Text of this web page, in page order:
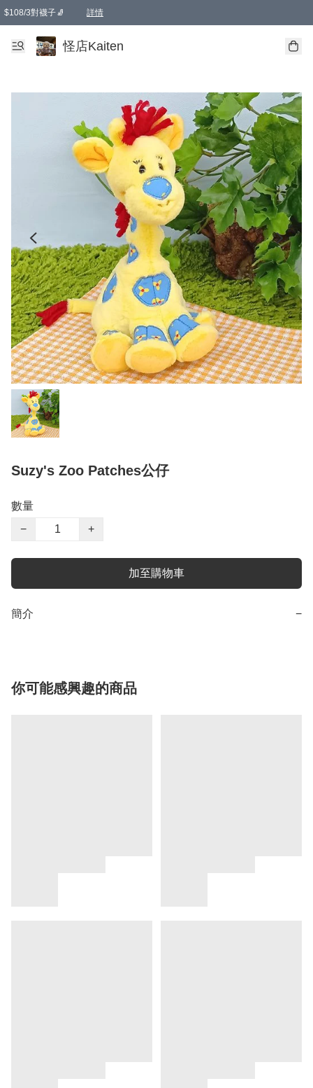
$108/3對襪子🧦 詳情
卡通傘☂️2把8折
購物滿 HKD 650.00即享免運費優惠！（適用於 本地送貨、本地取貨 )
怪店Kaiten
Suzy's Zoo Patches公仔
數量
−
+
加至購物車
簡介 −
你可能感興趣的商品